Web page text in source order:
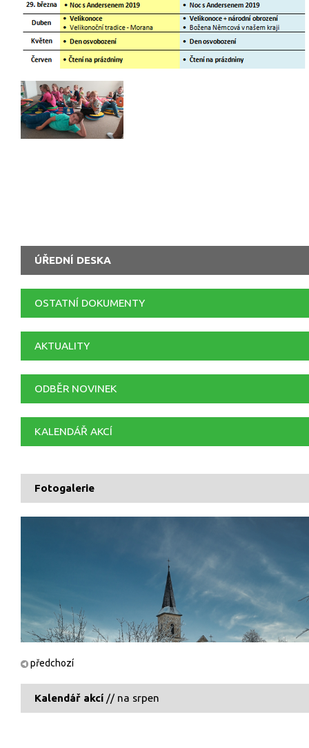
ÚŘEDNÍ DESKA
OSTATNÍ DOKUMENTY
AKTUALITY
ODBĚR NOVINEK
KALENDÁŘ AKCÍ
Fotogalerie
předchozí
Kalendář akcí // na srpen